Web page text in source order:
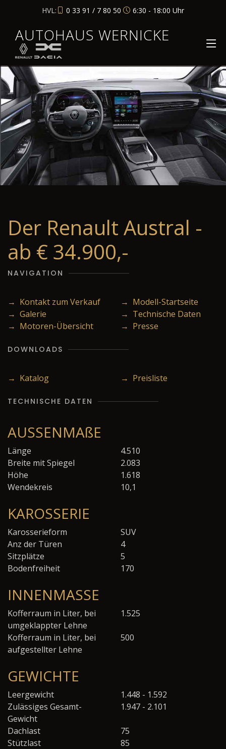
HVL: 0 33 91 / 7 80 50 6:30 - 18:00 Uhr
AUTOHAUS WERNICKE
Der Renault Austral -
ab € 34.900,-
NAVIGATION
→ Kontakt zum Verkauf
→ Modell-Startseite
→ Galerie
→ Technische Daten
→ Motoren-Übersicht
→ Presse
DOWNLOADS
→ Katalog → Preisliste
TECHNISCHE DATEN
AUSSENMAßE
Länge
4.510
Breite mit Spiegel
2.083
Höhe
1.618
Wendekreis
10,1
KAROSSERIE
Karosserieform
SUV
Anz der Türen
4
Sitzplätze
5
Bodenfreiheit
170
INNENMASSE
Kofferraum in Liter, bei
umgeklappter Lehne
1.525
Kofferraum in Liter, bei
aufgestellter Lehne
500
GEWICHTE
Leergewicht
1.448 - 1.592
Zulässiges Gesamt-
Gewicht
1.947 - 2.101
Dachlast
75
Stützlast
85